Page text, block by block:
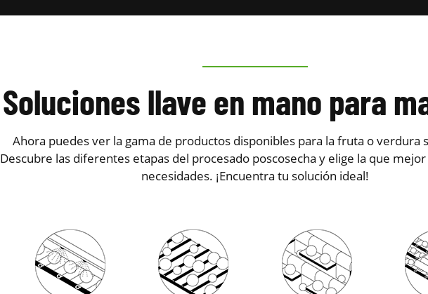
Soluciones llave en mano para
Ahora puedes ver la gama de productos disponibles para la fruta o verdura
Descubre las diferentes etapas del procesado poscosecha y elige la que
necesidades. ¡Encuentra tu solución ideal!